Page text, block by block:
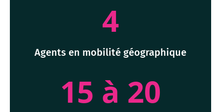
4
Agents en mobilité géographique
15 à 20